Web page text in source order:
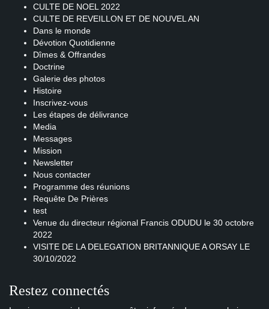
CULTE DE NOEL 2022
CULTE DE REVEILLON ET DE NOUVEL AN
Dans le monde
Dévotion Quotidienne
Dîmes & Offrandes
Doctrine
Galerie des photos
Histoire
Inscrivez-vous
Les étapes de délivrance
Media
Messages
Mission
Newsletter
Nous contacter
Programme des réunions
Requête De Prières
test
Venue du directeur régional Francis ODUDU le 30 octobre
2022
VISITE DE LA DELEGATION BRITANNIQUE A ORSAY LE
30/10/2022
Restez connectés